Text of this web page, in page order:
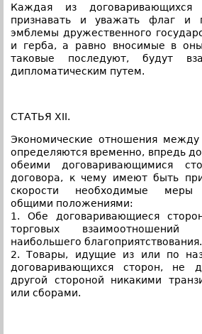
Каждая из договаривающихся
признавать и уважать флаг и
эмблемы дружественного
и герба, а равно вносимые в
таковые последуют, будут
дипломатическим путем.
СТАТЬЯ XII.
Экономические отношения между
определяются временно, впредь
обеими договаривающимися
договора, к чему имеют быть
скорости необходимые меры
общими положениями:
1. Обе договаривающиеся
торговых взаимоотношений
наибольшего благоприятствования.
2. Товары, идущие из или по
договаривающихся сторон, не
другой стороной никакими
или сборами.